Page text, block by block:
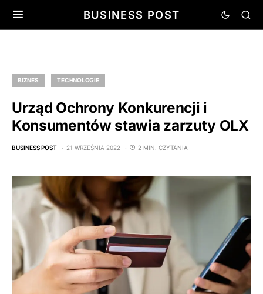
BUSINESS POST
BIZNES TECHNOLOGIE
Urząd Ochrony Konkurencji i
Konsumentów stawia zarzuty OLX
BUSINESS POST 21 WRZEŚNIA 2022 2 MIN. CZYTANIA